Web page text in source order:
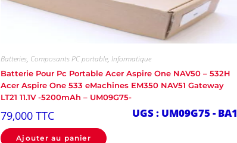
UGS : UM09G75 - BA1
Batteries, Composants PC portable,Informatique
Batterie Pour Pc Portable Acer Aspire One NAV50 – 532H
Acer Aspire One 533 eMachines EM350 NAV51 Gateway
LT21 11.1V -5200mAh – UM09G75-
79,000TTC
Ajouter au panier